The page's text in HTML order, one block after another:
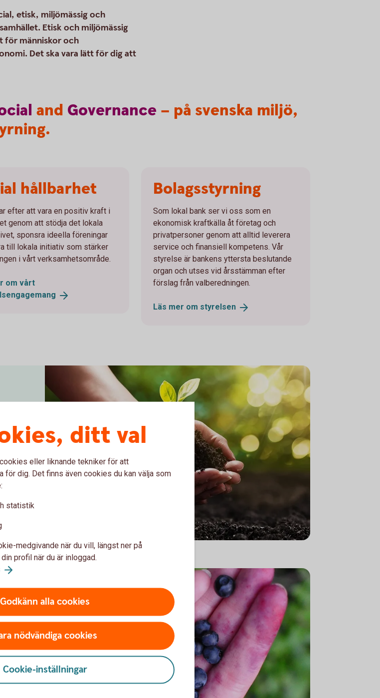
etisk, miljömässig och
Etisk och miljömässig
för människor och
Det ska vara lätt för dig att
and Governance – på svenska miljö,
hållbarhet
efter att vara en positiv kraft i
genom att stödja det lokala
sponsra ideella föreningar
till lokala initiativ som stärker
i vårt verksamhetsområde.
om vårt
Bolagsstyrning
Som lokal bank ser vi oss som en
ekonomisk kraftkälla åt företag och
privatpersoner genom att alltid leverera
service och finansiell kompetens. Vår
styrelse är bankens yttersta beslutande
organ och utses vid årsstämman efter
förslag från valberedningen.
Läs mer om styrelsen
har det
tid?
ditt val
eller liknande tekniker för att
för dig. Det finns även cookies du kan välja som
statistik
medgivande när du vill, längst ner på
profil när du är inloggad.
Godkänn alla cookies
nödvändiga cookies
Cookie-inställningar